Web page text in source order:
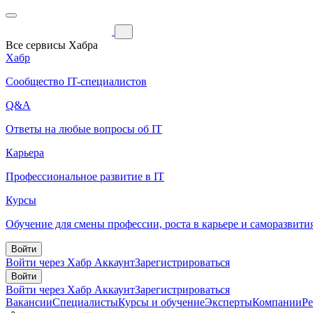
Все сервисы Хабра
Хабр
Сообщество IT-специалистов
Q&A
Ответы на любые вопросы об IT
Карьера
Профессиональное развитие в IT
Курсы
Обучение для смены профессии, роста в карьере и
Войти
Войти через Хабр АккаунтЗарегистрироваться
Войти
Войти через Хабр АккаунтЗарегистрироваться
ВакансииСпециалистыКурсы и обучениеЭкспертыКомпании